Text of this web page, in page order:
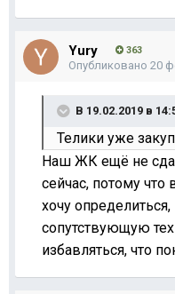
Yury 363
Опубликовано 20
В 19.02.2019 в
Телики уже
Наш ЖК ещё не
сейчас, потому
хочу
сопутствующую
избавляться, что